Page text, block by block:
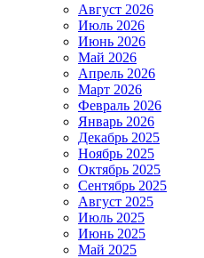
Август 2026
Июль 2026
Июнь 2026
Май 2026
Апрель 2026
Март 2026
Февраль 2026
Январь 2026
Декабрь 2025
Ноябрь 2025
Октябрь 2025
Сентябрь 2025
Август 2025
Июль 2025
Июнь 2025
Май 2025